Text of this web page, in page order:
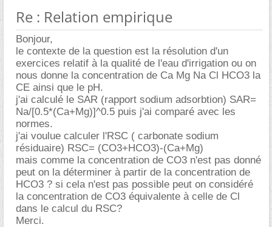
Re : Relation empirique
Bonjour,
le contexte de la question est la résolution d'un
exercices relatif à la qualité de l'eau d'irrigation ou on
nous donne la concentration de Ca Mg Na Cl HCO3 la
CE ainsi que le pH.
j'ai calculé le SAR (rapport sodium adsorbtion) SAR=
Na/[0.5*(Ca+Mg)]^0.5 puis j'ai comparé avec les
normes.
j'ai voulue calculer l'RSC ( carbonate sodium
résiduaire) RSC= (CO3+HCO3)-(Ca+Mg)
mais comme la concentration de CO3 n'est pas donné
peut on la déterminer à partir de la concentration de
HCO3 ? si cela n'est pas possible peut on considéré
la concentration de CO3 équivalente à celle de Cl
dans le calcul du RSC?
Merci.